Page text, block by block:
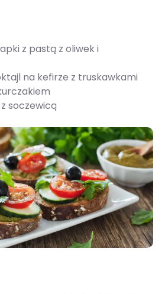
z pastą z oliwek i
na kefirze z truskawkami
soczewicą